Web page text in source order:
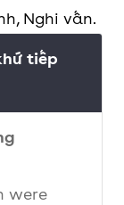
Nghi vấn.
tiếp
were